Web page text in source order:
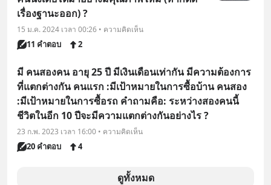
เรื่องฐานะออก) ?
15 ม.ค. 2024 เวลา 00:26 • ความคิดเห็น
11 คำตอบ 2
มี คนสองคน อายุ 25 ปี มีเงินเดือนเท่ากัน มีความต้องการ
ที่แตกต่างกัน คนแรก :มีเป้าหมายในการซื้อบ้าน คนสอง
:มีเป้าหมายในการซื้อรถ คำถามคือ: ระหว่างสองคนนี้
ชีวิตในอีก 10 ปีจะมีความแตกต่างกันอย่างไร ?
23 ก.พ. 2023 เวลา 16:00 • ความคิดเห็น
20 คำตอบ 4
ดูทั้งหมด